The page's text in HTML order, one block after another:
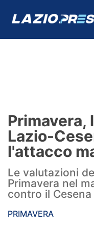
Formello
Infortuni
Primavera
Calciomercato
Lazio Women
Primavera,
Lazio-
l'attacco
Le valutazioni
Primavera nel
contro il Cesena
PRIMAVERA